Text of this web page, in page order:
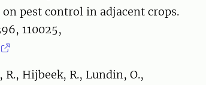
pest control in adjacent crops.
110025,
Hijbeek, R., Lundin, O.,